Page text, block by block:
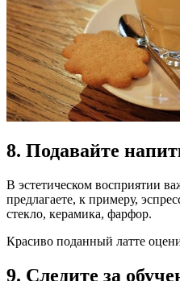
8. Подавайте
В эстетическом восприятии
предлагаете, к примеру,
стекло, керамика, фарфор.
Красиво поданный латте
9. Следите за